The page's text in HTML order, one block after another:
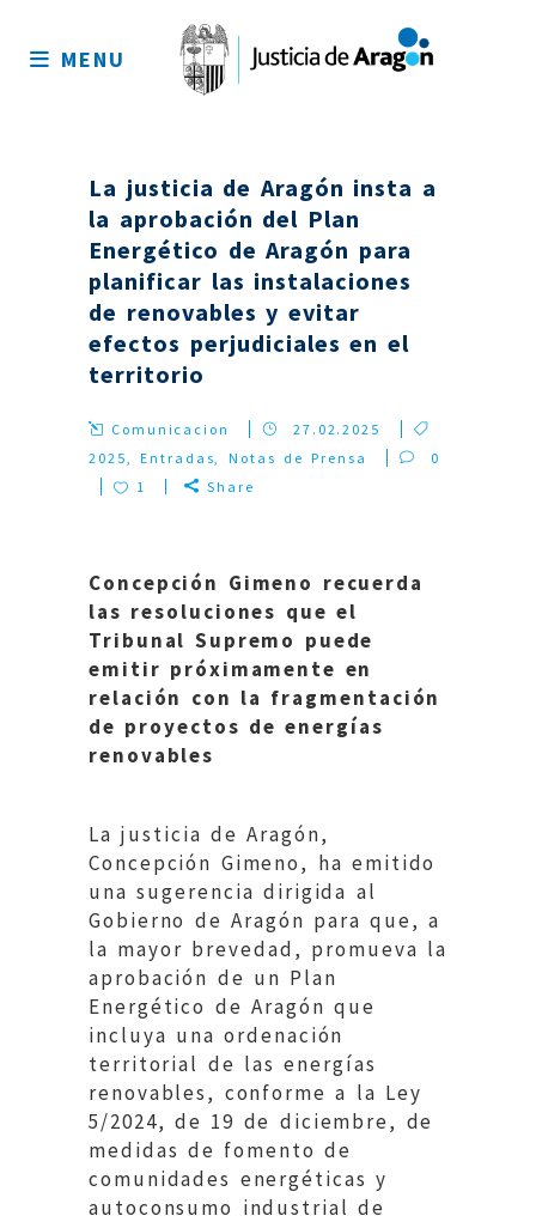
sitio
MENU
La justicia de Aragón insta a
la aprobación del Plan
Energético de Aragón para
planificar las instalaciones
de renovables y evitar
efectos perjudiciales en el
territorio
Comunicacion
27.02.2025
2025,Entradas, Notas de Prensa
0
1
Share
Concepción Gimeno recuerda
las resoluciones que el
Tribunal Supremo puede
emitir próximamente en
relación con la fragmentación
de proyectos de energías
renovables
La justicia de Aragón,
Concepción Gimeno, ha emitido
una sugerencia dirigida al
Gobierno de Aragón para que, a
la mayor brevedad, promueva la
aprobación de un Plan
Energético de Aragón que
incluya una ordenación
territorial de las energías
renovables, conforme a la Ley
5/2024, de 19 de diciembre, de
medidas de fomento de
comunidades energéticas y
autoconsumo industrial de